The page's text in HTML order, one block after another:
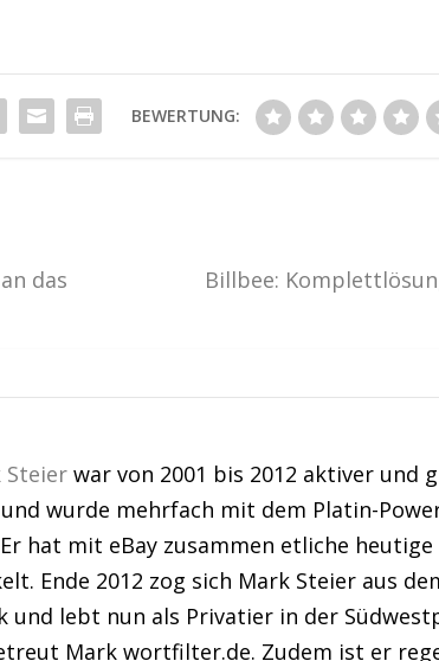
BEWERTUNG:
das
Billbee:
Steier war von 2001 bis 2012 aktiver und
wurde mehrfach mit dem Platin-
hat mit eBay zusammen etliche
Ende 2012 zog sich Mark Steier aus
und lebt nun als Privatier in der
Mark wortfilter.de. Zudem ist er